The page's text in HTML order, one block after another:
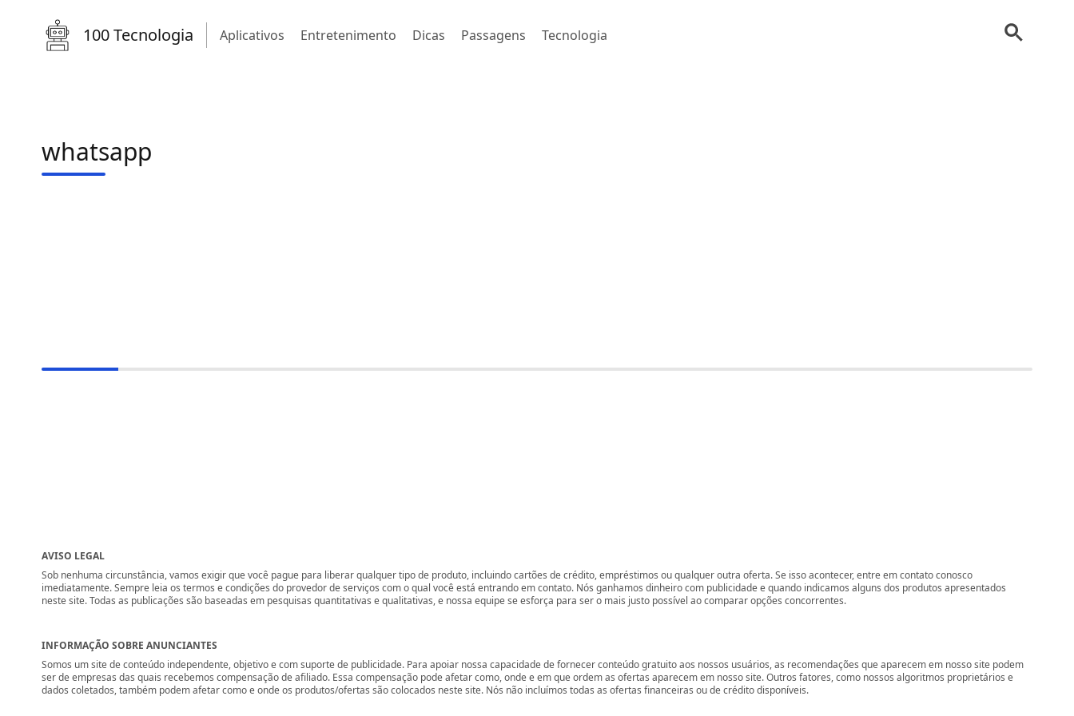
100 Tecnologia Aplicativos Entretenimento Dicas Passagens Tecnologia
whatsapp
AVISO LEGAL
Sob nenhuma circunstância, vamos exigir que você pague para liberar qualquer tipo de produto, incluindo cartões de crédito, empréstimos ou qualquer outra oferta. Se isso acontecer, entre em contato conosco
imediatamente. Sempre leia os termos e condições do provedor de serviços com o qual você está entrando em contato. Nós ganhamos dinheiro com publicidade e quando indicamos alguns dos produtos apresentados
neste site. Todas as publicações são baseadas em pesquisas quantitativas e qualitativas, e nossa equipe se esforça para ser o mais justo possível ao comparar opções concorrentes.
INFORMAÇÃO SOBRE ANUNCIANTES
Somos um site de conteúdo independente, objetivo e com suporte de publicidade. Para apoiar nossa capacidade de fornecer conteúdo gratuito aos nossos usuários, as recomendações que aparecem em nosso site podem
ser de empresas das quais recebemos compensação de afiliado. Essa compensação pode afetar como, onde e em que ordem as ofertas aparecem em nosso site. Outros fatores, como nossos algoritmos proprietários e
dados coletados, também podem afetar como e onde os produtos/ofertas são colocados neste site. Nós não incluímos todas as ofertas financeiras ou de crédito disponíveis.